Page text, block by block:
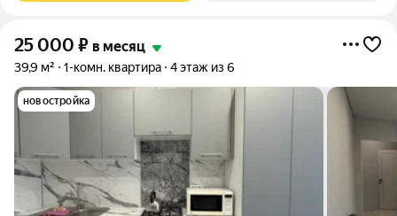
25 000 ₽ в месяц
39,9 м² 1-комн. квартира 4 этаж из 6
новостройка